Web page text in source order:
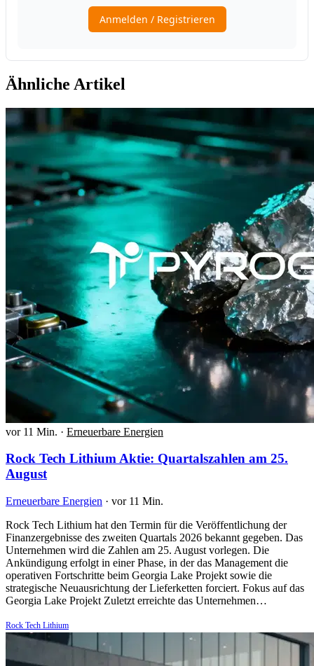
Ähnliche Artikel
vor 11 Min. · Erneuerbare Energien
Rock Tech Lithium Aktie: Quartalszahlen am 25.
August
Erneuerbare Energien · vor 11 Min.
Rock Tech Lithium hat den Termin für die Veröffentlichung der
Finanzergebnisse des zweiten Quartals 2026 bekannt gegeben. Das
Unternehmen wird die Zahlen am 25. August vorlegen. Die
Ankündigung erfolgt in einer Phase, in der das Management die
operativen Fortschritte beim Georgia Lake Projekt sowie die
strategische Neuausrichtung der Lieferketten forciert. Fokus auf das
Georgia Lake Projekt Zuletzt erreichte das Unternehmen…
Rock Tech Lithium